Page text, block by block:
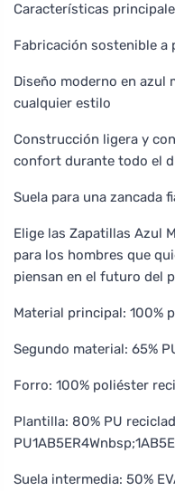
Características
Fabricación sostenible a
Diseño moderno en azul
cualquier estilo
Construcción ligera y
confort durante todo el
Suela para una zancada
Elige las Zapatillas Azul
para los hombres que
piensan en el futuro del
Material principal: 100%
Segundo material: 65%
Forro: 100% poliéster
Plantilla: 80% PU
Suela intermedia: 50%